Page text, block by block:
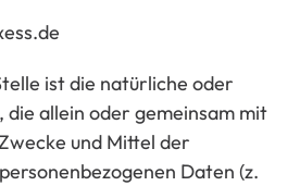
ist die natürliche oder
die allein oder gemeinsam mit
und Mittel der
Daten (z.